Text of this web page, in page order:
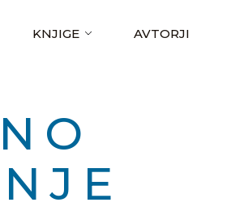
KNJIGE AVTORJI